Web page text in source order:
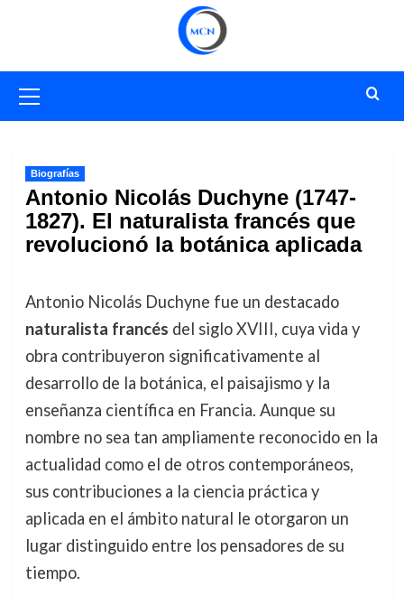
primario
Biografías
Antonio Nicolás Duchyne (1747-
1827). El naturalista francés que
revolucionó la botánica aplicada
Antonio Nicolás Duchyne fue un destacado
naturalista francés del siglo XVIII, cuya vida y
obra contribuyeron significativamente al
desarrollo de la botánica, el paisajismo y la
enseñanza científica en Francia. Aunque su
nombre no sea tan ampliamente reconocido en la
actualidad como el de otros contemporáneos,
sus contribuciones a la ciencia práctica y
aplicada en el ámbito natural le otorgaron un
lugar distinguido entre los pensadores de su
tiempo.